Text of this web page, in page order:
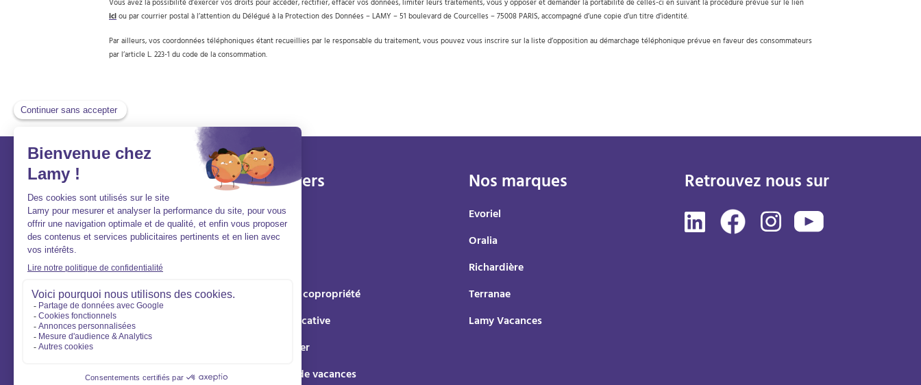
Vous avez la possibilité d’exercer vos droits pour accéder, rectifier, effacer vos données, limiter leurs traitements, vous y opposer et demander la portabilité de celles-ci en suivant la procédure prévue sur le lien
iciou par courrier postal à l’attention du Délégué à la Protection des Données – LAMY – 51 boulevard de Courcelles – 75008 PARIS, accompagné d’une copie d’un titre d’identité.
Par ailleurs, vos coordonnées téléphoniques étant recueillies par le responsable du traitement, vous pouvez vous inscrire sur la liste d’opposition au démarchage téléphonique prévue en faveur des consommateurs
par l’article L. 223-1 du code de la consommation.
Lamy et vous
Aide et contact
FAQ
Qui sommes-nous ?
Nous rejoindre
Aller vers
Acheter
Louer
Syndic de copropriété
Gestion locative
Éco rénover
Location de vacances
Nos marques
Evoriel
Oralia
Richardière
Terranae
Lamy Vacances
Retrouvez nous sur